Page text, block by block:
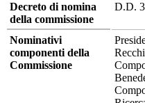
Decreto di nomina
della commissione
D.D.
Nominativi
componenti della
Commissione